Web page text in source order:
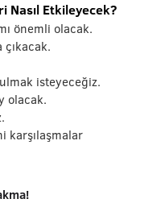
Nasıl Etkileyecek?
önemli olacak.
isteyeceğiz.
olacak.
karşılaşmalar